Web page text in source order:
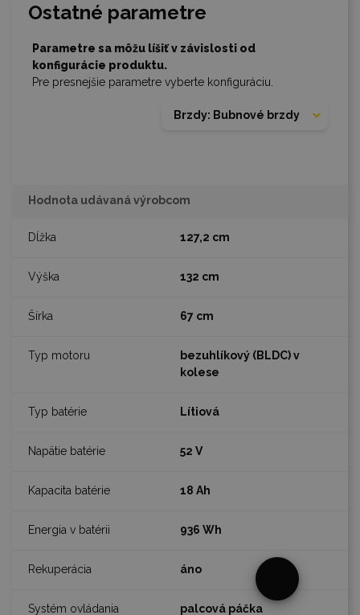
Parametre sa môžu líšiť v závislosti od
konfigurácie produktu.
Pre presnejšie parametre vyberte konfiguráciu.
Brzdy: Bubnové brzdy
Ostatné parametre
Hodnota udávaná výrobcom
127,2 cm
132 cm
67 cm
bezuhlíkový (BLDC) v
kolese
Lítiová
52 V
18 Ah
936 Wh
áno
palcová páčka 25
§